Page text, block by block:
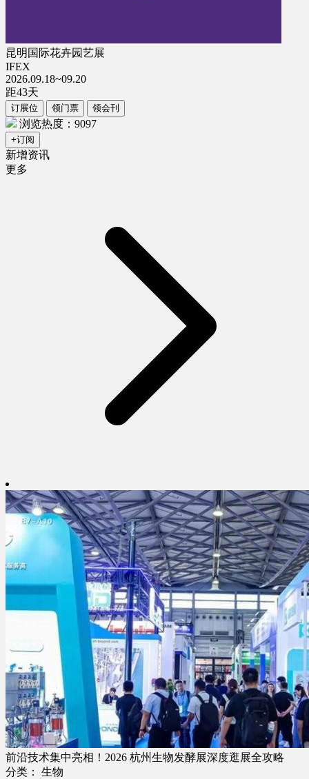
昆明国际花卉园艺展
IFEX
2026.09.18~09.20
距43天
订展位 领门票 领会刊
浏览热度：9097
+订阅
新增资讯
更多
前沿技术集中亮相！2026 杭州生物发酵展深度逛展全攻略
分类： 生物